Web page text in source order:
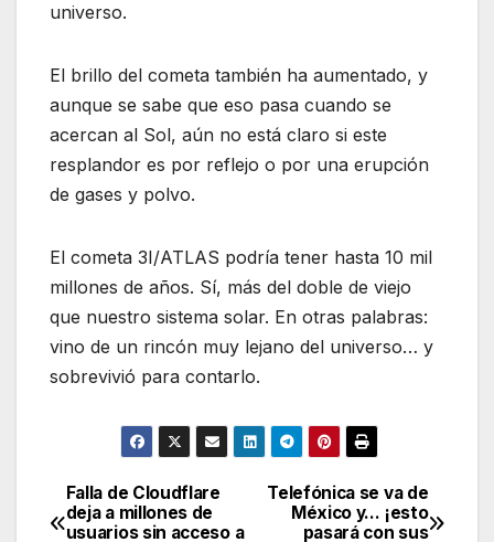
universo.
El brillo del cometa también ha aumentado, y
aunque se sabe que eso pasa cuando se
acercan al Sol, aún no está claro si este
resplandor es por reflejo o por una erupción
de gases y polvo.
El cometa 3I/ATLAS podría tener hasta 10 mil
millones de años. Sí, más del doble de viejo
que nuestro sistema solar. En otras palabras:
vino de un rincón muy lejano del universo… y
sobrevivió para contarlo.
Navegación
Telefónica se va de
México y… ¡esto
pasará con sus
Falla de Cloudflare
deja a millones de
usuarios sin acceso a